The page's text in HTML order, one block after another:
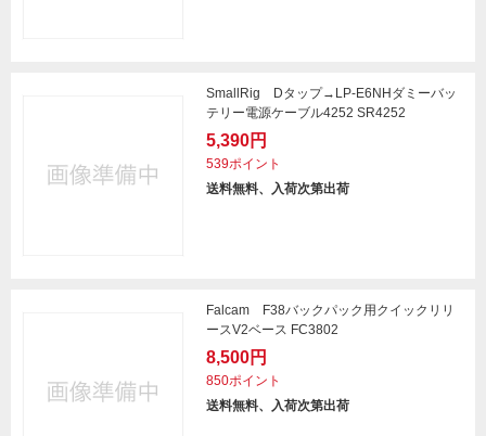
SmallRig Dタップ→LP-E6NHダミーバッ
テリー電源ケーブル4252 SR4252
5,390円
539ポイント
送料無料、入荷次第出荷
Falcam F38バックパック用クイックリリ
ースV2ベース FC3802
8,500円
850ポイント
送料無料、入荷次第出荷